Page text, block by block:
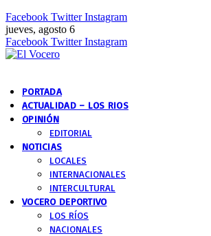
Facebook Twitter Instagram
jueves, agosto 6
Facebook Twitter Instagram
PORTADA
ACTUALIDAD – LOS RIOS
OPINIÓN
EDITORIAL
NOTICIAS
LOCALES
INTERNACIONALES
INTERCULTURAL
VOCERO DEPORTIVO
LOS RÍOS
NACIONALES